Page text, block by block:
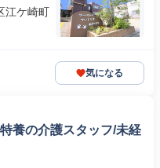
江ケ崎町
気になる
養の介護スタッフ/未経